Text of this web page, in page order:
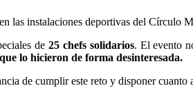
las instalaciones deportivas del Círculo
de 25 chefs solidarios. El evento
lo hicieron de forma desinteresada.
de cumplir este reto y disponer